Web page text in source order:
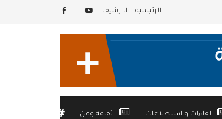
الرئيسيه الارشيف
لقاءات و استطلاعات ثقافة وفن